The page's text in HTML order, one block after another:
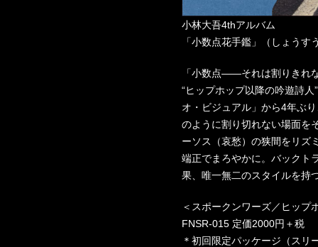
小林大吾4thアルバム
「小数点花手鑑」（しょうす
「小数点——それは割りきれ
“ヒップホップ以降の吟遊詩
オ・ビジュアル」から4年ぶ
のように割り切れない場面を
ーソス（哀愁）の狭間をリズ
端正でまろやかに。バックト
果、唯一無二のスタイルを持
＜スポークンワーズ／ヒップ
FNSR-015 定価2000円＋税
＊初回限定パッケージ（スリ